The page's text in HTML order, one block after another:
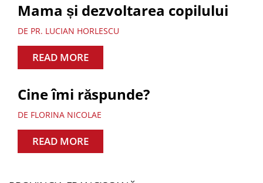
Mama și dezvoltarea copilului
DE PR. LUCIAN HORLESCU
READ MORE
Cine îmi răspunde?
DE FLORINA NICOLAE
READ MORE